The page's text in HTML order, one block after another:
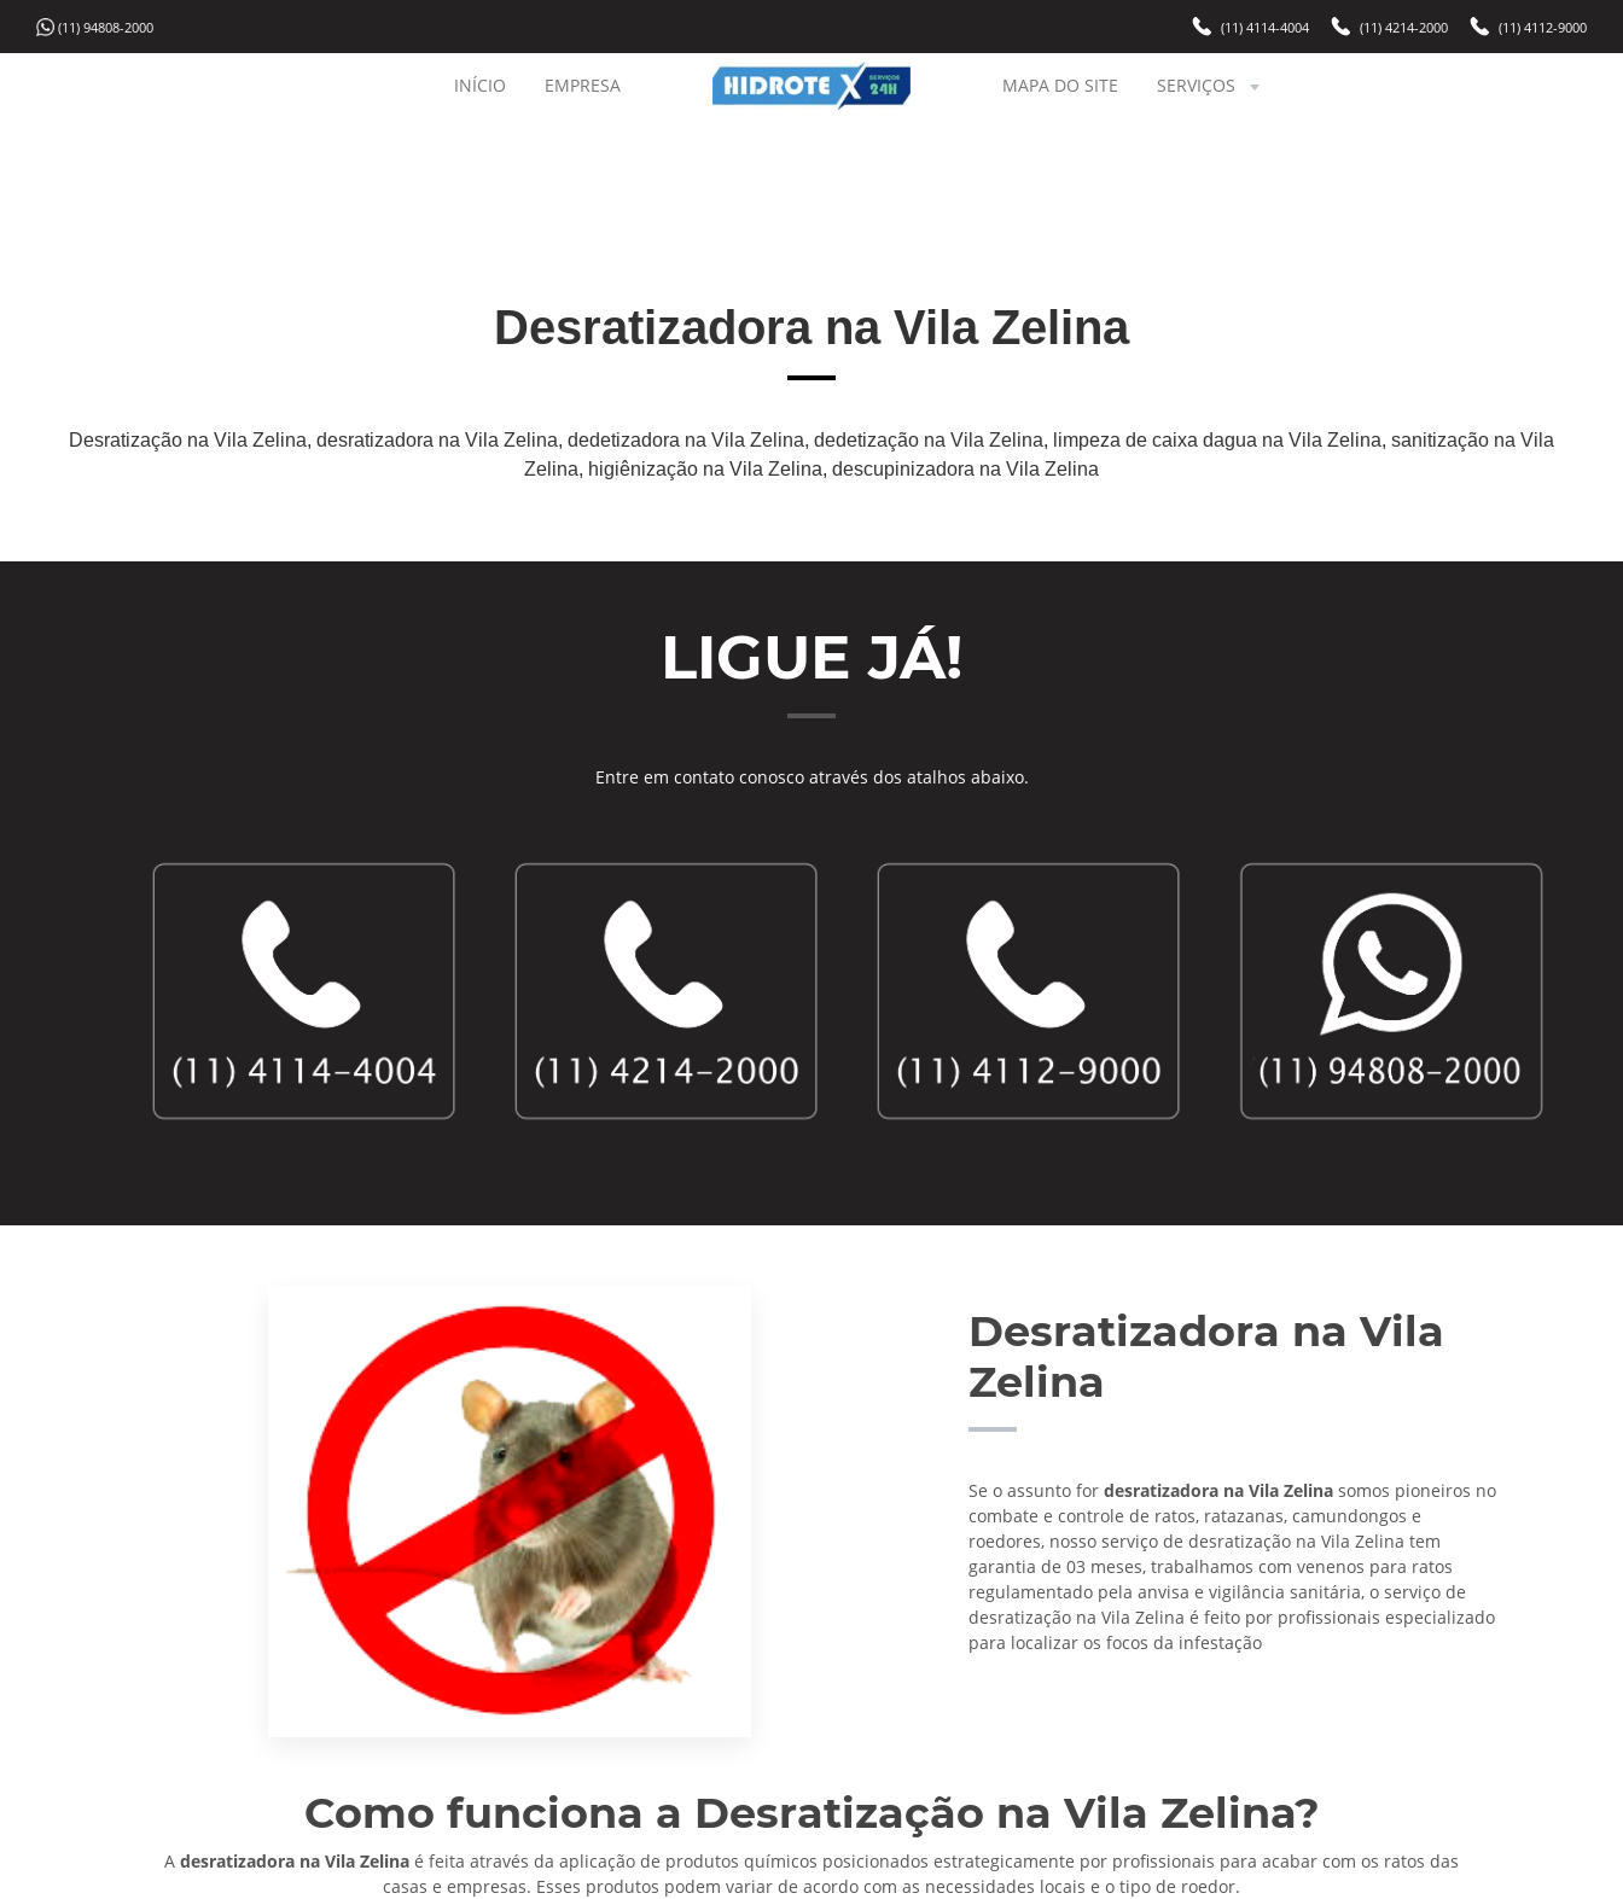
(11) 94808-2000 (11) 4114-4004 (11) 4214-2000 (11) 4112-9000
INÍCIO EMPRESA MAPA DO SITE SERVIÇOS
Desratizadora na Vila Zelina
Desratização na Vila Zelina, desratizadora na Vila Zelina, dedetizadora na Vila Zelina, dedetização na Vila Zelina, limpeza de caixa dagua na Vila Zelina, sanitização na Vila
Zelina, higiênização na Vila Zelina, descupinizadora na Vila Zelina
LIGUE JÁ!
Entre em contato conosco através dos atalhos abaixo.
Desratizadora na Vila
Zelina
Se o assunto for desratizadora na Vila Zelina somos pioneiros no
combate e controle de ratos, ratazanas, camundongos e
roedores, nosso serviço de desratização na Vila Zelina tem
garantia de 03 meses, trabalhamos com venenos para ratos
regulamentado pela anvisa e vigilância sanitária, o serviço de
desratização na Vila Zelina é feito por profissionais especializado
para localizar os focos da infestação
Como funciona a Desratização na Vila Zelina?
A desratizadora na Vila Zelina é feita através da aplicação de produtos químicos posicionados estrategicamente por profissionais para acabar com os ratos das
casas e empresas. Esses produtos podem variar de acordo com as necessidades locais e o tipo de roedor.